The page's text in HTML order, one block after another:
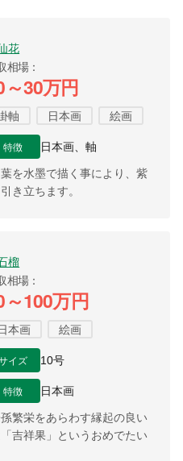
花
相場
～30万円
軸 日本画 絵画
特徴 日本画、軸
を水墨で描く事により、紫
き立ちます。
榴
相場
～100万円
本画 絵画
イズ 10号
特徴 日本画
繁栄をあらわす縁起の良い
吉祥果」というおめでたい